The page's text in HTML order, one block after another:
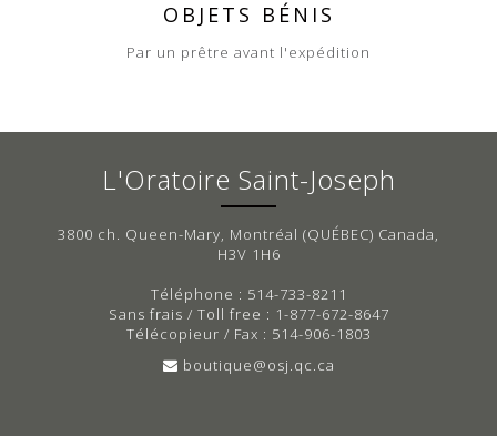
OBJETS BÉNIS
Par un prêtre avant l'expédition
L'Oratoire Saint-Joseph
3800 ch. Queen-Mary, Montréal (QUÉBEC) Canada,
H3V 1H6
Téléphone : 514-733-8211
Sans frais / Toll free : 1-877-672-8647
Télécopieur / Fax : 514-906-1803
boutique@osj.qc.ca